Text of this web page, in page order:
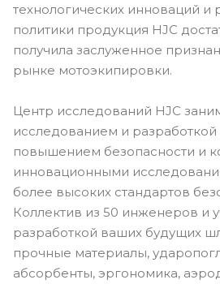
технологических инноваций и
политики продукция HJC
получила заслуженное
рынке мотоэкипировки.
Центр исследований HJC
исследованием и
повышением безопасности и
инновационными
более высоких стандартов
Коллектив из 50 инженеров и
разработкой ваших будущих
прочные материалы,
абсорбенты, эргономика,